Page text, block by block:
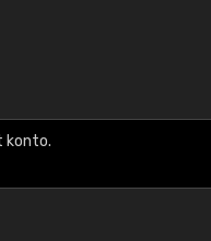
konto.
K7 vattenbaserad